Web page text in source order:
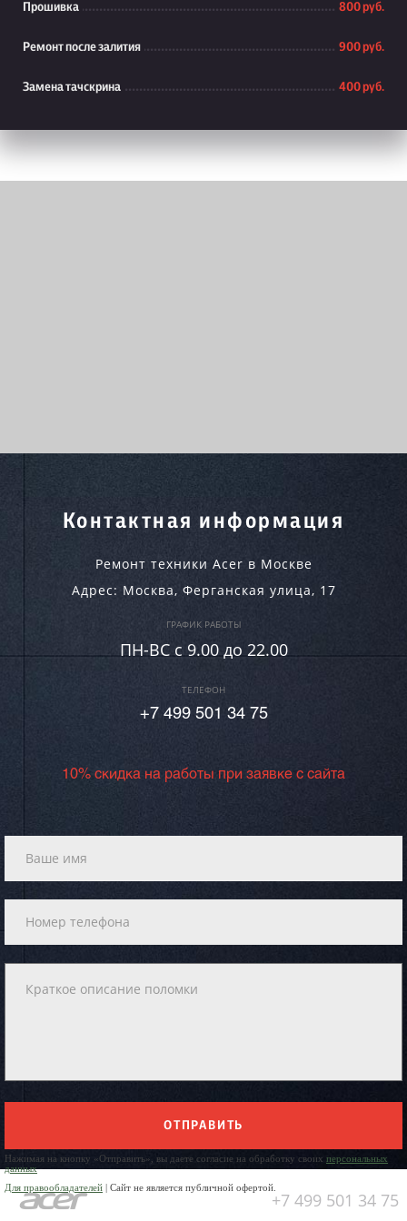
Прошивка 800 руб.
Ремонт после залития 900 руб.
Замена тачскрина 400 руб.
Контактная информация
Ремонт техники Acer в Москве
Адрес: Москва, Ферганская улица, 17
ГРАФИК РАБОТЫ
ПН-ВC c 9.00 до 22.00
ТЕЛЕФОН
+7 499 501 34 75
10% скидка на работы при заявке с сайта
ОТПРАВИТЬ
Нажимая на кнопку «Отправить», вы даете согласие на обработку своих персональных
данных
Для правообладателей | Сайт не является публичной офертой.
+7 499 501 34 75